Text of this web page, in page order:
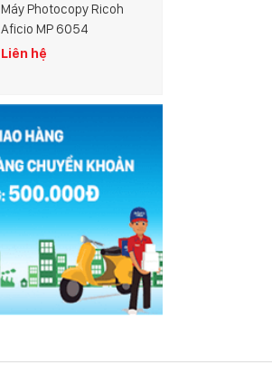
Máy Photocopy Ricoh
Aficio MP 6054
Liên hệ